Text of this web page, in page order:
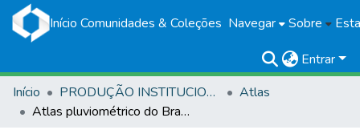
Início Comunidades & Coleções Navegar Sobre
Entrar
Início
PRODUÇÃO INSTITUCIONAL
Atlas
Atlas pluviométrico do Brasil: equações intensidade-duração-frequência (desagregação de precipitações diárias): estação pluviométrica: Olímpia, códigos: 02048047 (ANA) e B5-020 (DAEE), município: Olímpia/SP